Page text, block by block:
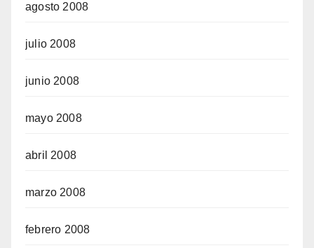
agosto 2008
julio 2008
junio 2008
mayo 2008
abril 2008
marzo 2008
febrero 2008